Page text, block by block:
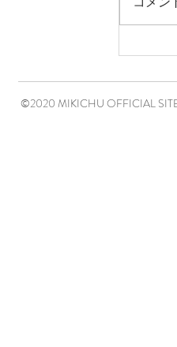
©2020 MIKICHU OFFICIAL